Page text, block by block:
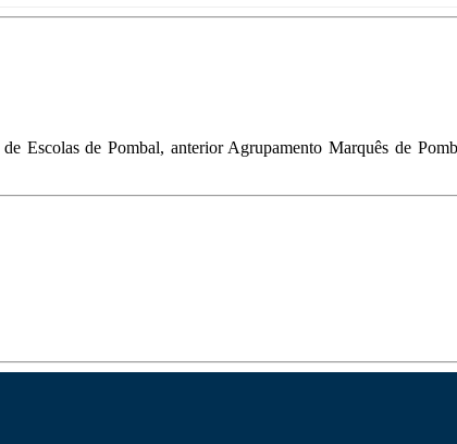
Escolas de Pombal, anterior Agrupamento Marquês de